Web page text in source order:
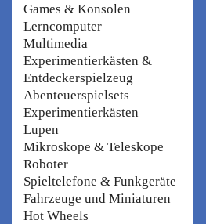
Games & Konsolen
Lerncomputer
Multimedia
Experimentierkästen &
Entdeckerspielzeug
Abenteuerspielsets
Experimentierkästen
Lupen
Mikroskope & Teleskope
Roboter
Spieltelefone & Funkgeräte
Fahrzeuge und Miniaturen
Hot Wheels